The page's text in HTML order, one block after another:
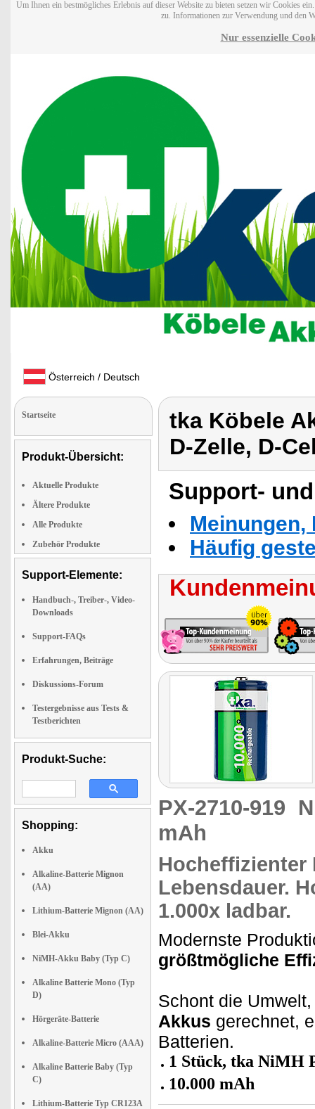
Um Ihnen ein bestmögliches Erlebnis auf dieser Website zu bieten setzen wir Cookies
zu. Informationen zur Verwendung und den
Nur essenzielle
Österreich / Deutsch
Startseite
Produkt-Übersicht:
Aktuelle Produkte
Ältere Produkte
Alle Produkte
Zubehör Produkte
Support-Elemente:
Handbuch-, Treiber-, Video-
Downloads
Support-FAQs
Erfahrungen, Beiträge
Diskussions-Forum
Testergebnisse aus Tests &
Testberichten
Produkt-Suche:
Shopping:
Akku
Alkaline-Batterie Mignon
(AA)
Lithium-Batterie Mignon (AA)
Blei-Akku
NiMH-Akku Baby (Typ C)
Alkaline Batterie Mono (Typ
D)
Hörgeräte-Batterie
Alkaline-Batterie Micro (AAA)
Alkaline Batterie Baby (Typ
C)
Lithium-Batterie Typ CR123A
tka Köbele
D-Zelle, D-
Support-
Häufig
PX-2710-919
mAh
Hocheffizienter
Lebensdauer.
1.000x ladbar.
Modernste
größtmögliche
Schont die
Akkus gerechnet,
Batterien.
1 Stück, tka NiMH
10.000 mAh